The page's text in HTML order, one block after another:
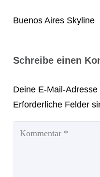
Buenos Aires Skyline
Schreibe einen
Deine E-Mail-
Erforderliche Felder